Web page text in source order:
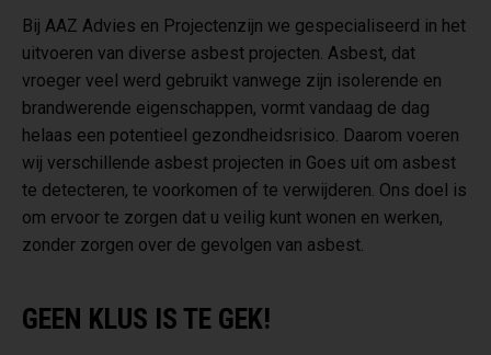
Bij AAZ Advies en Projectenzijn we gespecialiseerd in het
uitvoeren van diverse asbest projecten. Asbest, dat
vroeger veel werd gebruikt vanwege zijn isolerende en
brandwerende eigenschappen, vormt vandaag de dag
helaas een potentieel gezondheidsrisico. Daarom voeren
wij verschillende asbest projecten in Goes uit om asbest
te detecteren, te voorkomen of te verwijderen. Ons doel is
om ervoor te zorgen dat u veilig kunt wonen en werken,
zonder zorgen over de gevolgen van asbest.
GEEN KLUS IS TE GEK!